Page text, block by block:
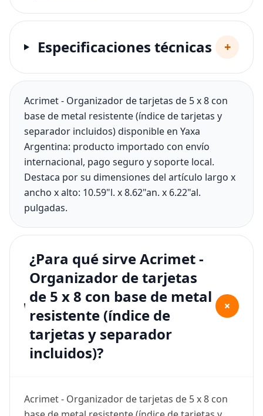
Especificaciones técnicas +
Acrimet - Organizador de tarjetas de 5 x 8 con
base de metal resistente (índice de tarjetas y
separador incluidos) disponible en Yaxa
Argentina: producto importado con envío
internacional, pago seguro y soporte local.
Destaca por su dimensiones del artículo largo x
ancho x alto: 10.59"l. x 8.62"an. x 6.22"al.
pulgadas.
¿Para qué sirve Acrimet -
Organizador de tarjetas
de 5 x 8 con base de metal
resistente (índice de
tarjetas y separador
incluidos)?
+
Acrimet - Organizador de tarjetas de 5 x 8 con